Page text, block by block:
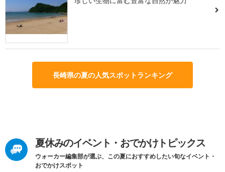
長崎県の夏の人気スポットランキング
夏休みのイベント・おでかけトピックス
ウォーカー編集部が選ぶ、この夏におすすめしたい旬なイベント・
おでかけスポット